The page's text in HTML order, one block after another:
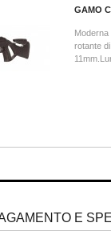
GAMO
rotante
E